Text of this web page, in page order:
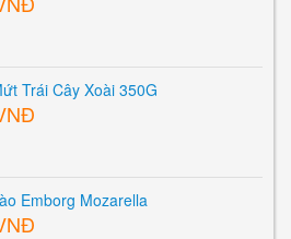
Trái Cây Xoài 350G
Emborg Mozarella